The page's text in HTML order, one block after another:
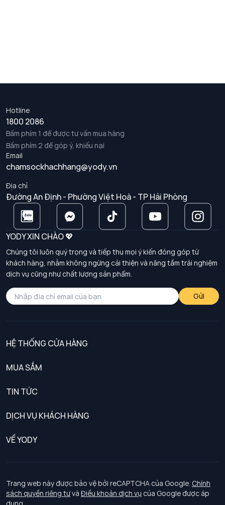
Hotline
1800 2086
Bấm phím 1 để được tư vấn mua hàng
Bấm phím 2 để góp ý, khiếu nại
Email
chamsockhachhang@yody.vn
Địa chỉ
Đường An Định - Phường Việt Hoà - TP Hải Phòng
YODY XIN CHÀO 💖
Chúng tôi luôn quý trọng và tiếp thu mọi ý kiến đóng góp từ
khách hàng, nhằm không ngừng cải thiện và nâng tầm trải nghiệm
dịch vụ cũng như chất lượng sản phẩm.
Gửi
HỆ THỐNG CỬA HÀNG
MUA SẮM
TIN TỨC
DỊCH VỤ KHÁCH HÀNG
Chính sách khách hàng thân thiết
Chính sách bảo vệ dữ liệu cá nhân
Chính sách thanh toán, giao nhận
VỀ YODY
Tuyển dụng
Trang web này được bảo vệ bởi reCAPTCHA của Google. Chính
sách quyền riêng tưvà Điều khoản dịch vụ của Google được áp